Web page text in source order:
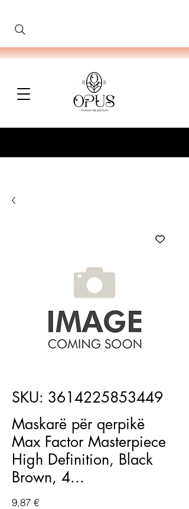
SKU: 3614225853449
Maskarë për qerpikë
Max Factor Masterpiece
High Definition, Black
Brown, 4...
9,87 €Price